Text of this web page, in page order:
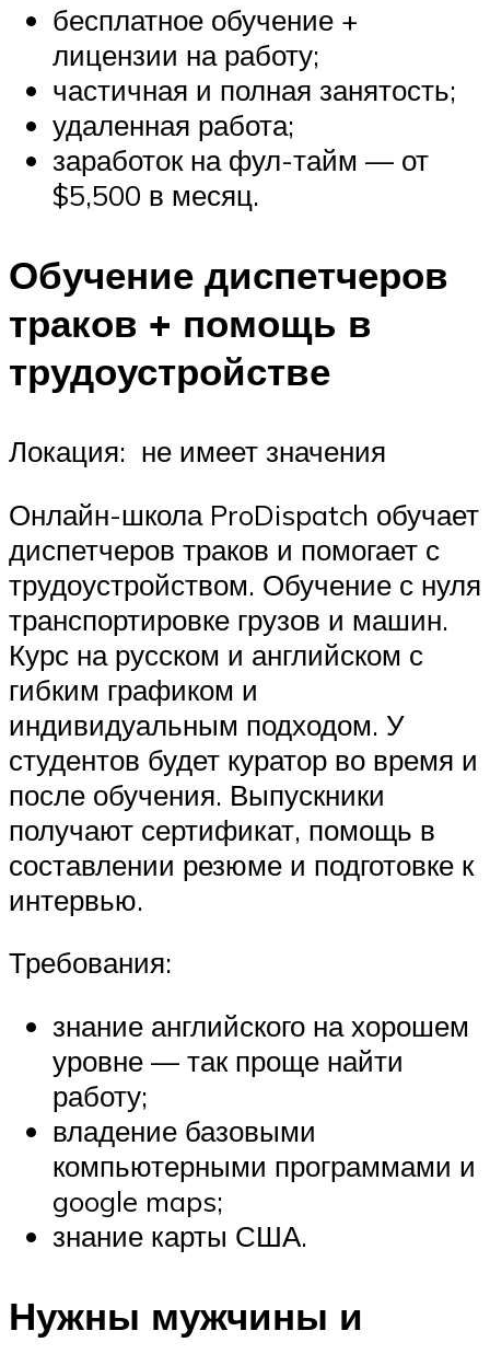
бесплатное обучение +
лицензии на работу;
частичная и полная занятость;
удаленная работа;
заработок на фул-тайм — от
$5,500 в месяц.
Обучение диспетчеров
траков + помощь в
трудоустройстве
Локация: не имеет значения
Онлайн-школа ProDispatch обучает
диспетчеров траков и помогает с
трудоустройством. Обучение с нуля
транспортировке грузов и машин.
Курс на русском и английском с
гибким графиком и
индивидуальным подходом. У
студентов будет куратор во время и
после обучения. Выпускники
получают сертификат, помощь в
составлении резюме и подготовке к
интервью.
Требования:
знание английского на хорошем
уровне — так проще найти
работу;
владение базовыми
компьютерными программами и
google maps;
знание карты США.
Нужны мужчины и